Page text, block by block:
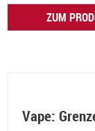
ZUM
Vape: